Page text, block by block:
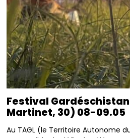
Festival Gardéschistan
Martinet, 30) 08-09.05
Au TAGL (le Territoire Autonome